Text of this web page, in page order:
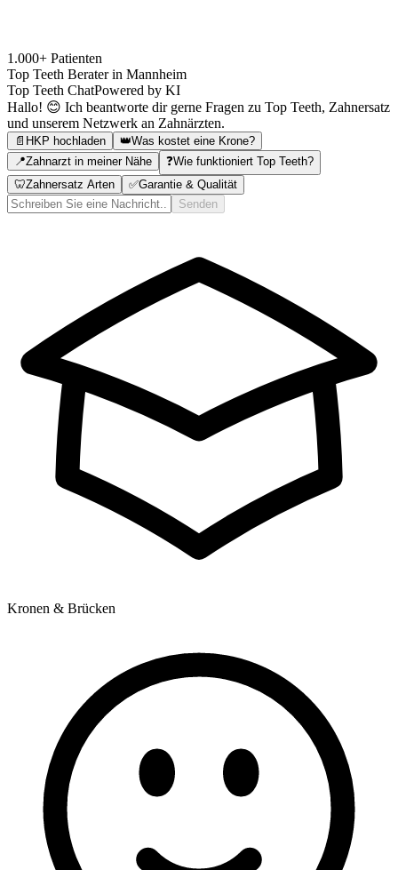
1.000+ Patienten
Top Teeth Berater in Mannheim
Top Teeth ChatPowered by KI
Hallo! 😊 Ich beantworte dir gerne Fragen zu Top Teeth, Zahnersatz
und unserem Netzwerk an Zahnärzten.
📄 HKP hochladen 👑Was kostet eine Krone?
📍Zahnarzt in meiner Nähe ❓Wie funktioniert Top Teeth?
🦷Zahnersatz Arten ✅Garantie & Qualität
Senden
Kronen & Brücken